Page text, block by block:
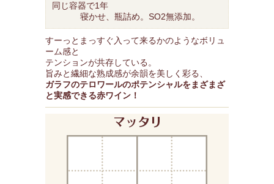
同じ容器で1年
寝かせ、瓶詰め。SO2無添加。
すーっとまっすぐ入って来るかのようなボリュ
ーム感と
テンションが共存している。
旨みと繊細な熟成感が余韻を美しく彩る、
ガラフのテロワールのポテンシャルをまざまざ
と実感できる赤ワイン！